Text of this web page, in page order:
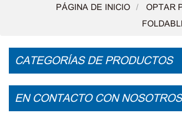
PÁGINA DE INICIO
OPTAR
CATEGORÍAS DE PRODUCTOS
EN CONTACTO CON NOSOTROS